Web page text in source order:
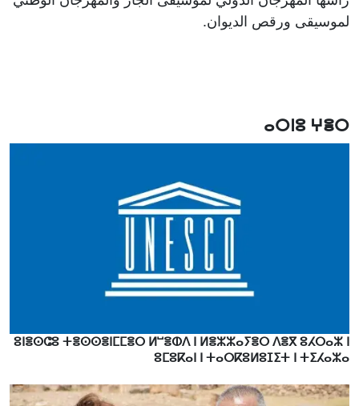
لموسيقى ورقص الديوان.
ⴰⵔⵏⵓ ⵖⴻⵔ
ⵓⵏⴻⵙⵛⵓ ⵜⴻⵙⵙⴻⵏⵎⵎⴻⵔ ⵍⵯⴻⵀⴷ ⵏ ⵍⴻⵣⵣⴰⵢⴻⵔ ⴷⴻⴳ ⵓⵃⵔⴰⵣ ⵏ
ⵓⵎⵓⴽⴰⵏ ⵏ ⵜⴰⵔⴽⵓⵍⵓⵊⵉⵜ ⵏ ⵜⵉⵃⴰⵣⴰ